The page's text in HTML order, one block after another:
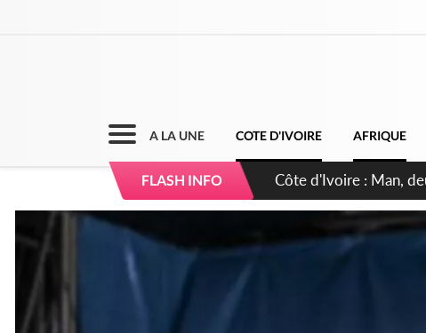
A LA UNE COTE D'IVOIRE AFRIQUE
FLASH INFO
Côte d'Ivoire : Séileu,
dépigmentants